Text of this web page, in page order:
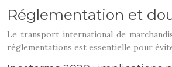
Réglementation et
Le transport international de
réglementations est essentielle pour